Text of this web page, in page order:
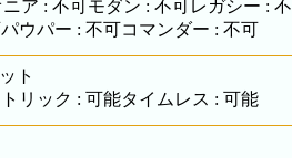
ア : 不可モダン : 不可レガシー : 不
パウパー : 不可コマンダー : 不可
ト
リック : 可能タイムレス : 可能